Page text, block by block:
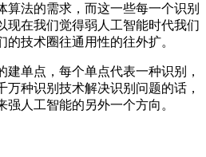
算法的需求，而这一些每一个识别
现在我们觉得弱人工智能时代我们
技术圈往通用性的往外扩。
单点，每个单点代表一种识别，
种识别技术解决识别问题的话，
人工智能的另外一个方向。